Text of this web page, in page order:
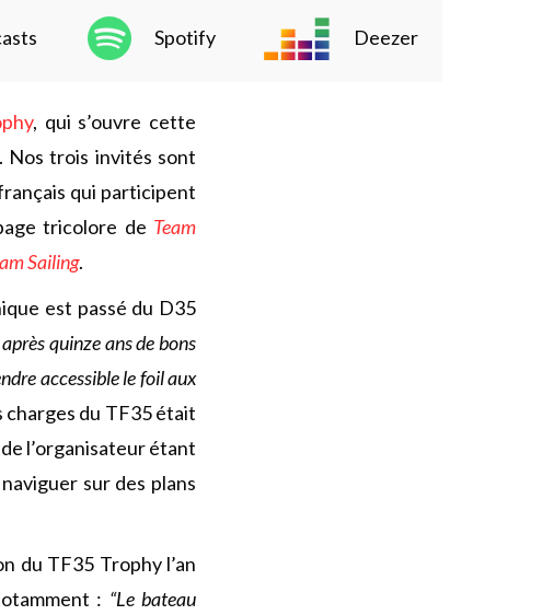
Spotify Deezer
, qui s’ouvre cette
. Nos trois invités sont
qui participent
tricolore de Team
Sailing.
est passé du D35
quinze ans de bons
accessible le foil aux
charges du TF35 était
l’organisateur étant
sur des plans
du TF35 Trophy l’an
: “Le bateau